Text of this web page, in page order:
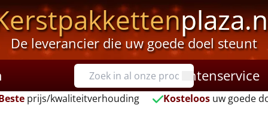
De leverancier die uw goede doel steunt
Klantenservice
prijs/kwaliteitverhouding Kosteloos uw goede